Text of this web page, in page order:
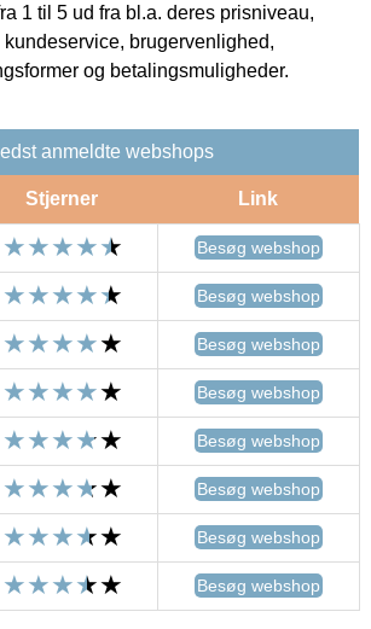
1 til 5 ud fra bl.a. deres prisniveau,
brugervenlighed,
og betalingsmuligheder.
anmeldte webshops
Stjerner Link
Besøg webshop
Besøg webshop
Besøg webshop
Besøg webshop
Besøg webshop
Besøg webshop
Besøg webshop
Besøg webshop